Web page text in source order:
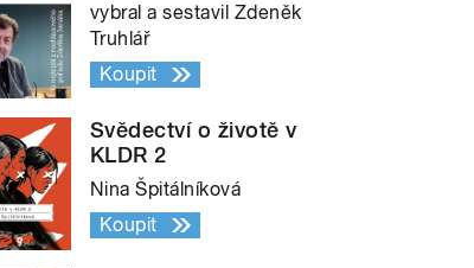
vybral a sestavil Zdeněk
Truhlář
Koupit
Svědectví o životě v
KLDR 2
Nina Špitálníková
Koupit